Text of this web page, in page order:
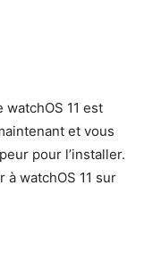
11 est
et vous
pour l’installer.
watchOS 11 sur